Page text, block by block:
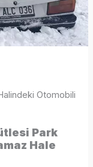
Otomobili
Park
Hale